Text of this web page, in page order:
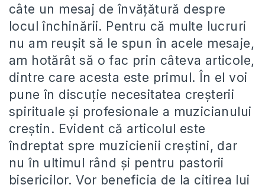
câte un mesaj de învățătură despre
locul închinării. Pentru că multe lucruri
nu am reușit să le spun în acele mesaje,
am hotărât să o fac prin câteva articole,
dintre care acesta este primul. În el voi
pune în discuție necesitatea creșterii
spirituale și profesionale a muzicianului
creștin. Evident că articolul este
îndreptat spre muzicienii creștini, dar
nu în ultimul rând și pentru pastorii
bisericilor. Vor beneficia de la citirea lui